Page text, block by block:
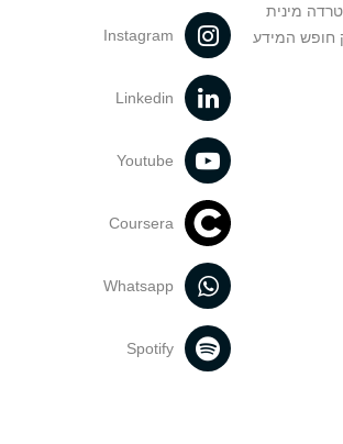
מינית
חופש המידע
Instagram
Linkedin
Youtube
Coursera
Whatsapp
Spotify